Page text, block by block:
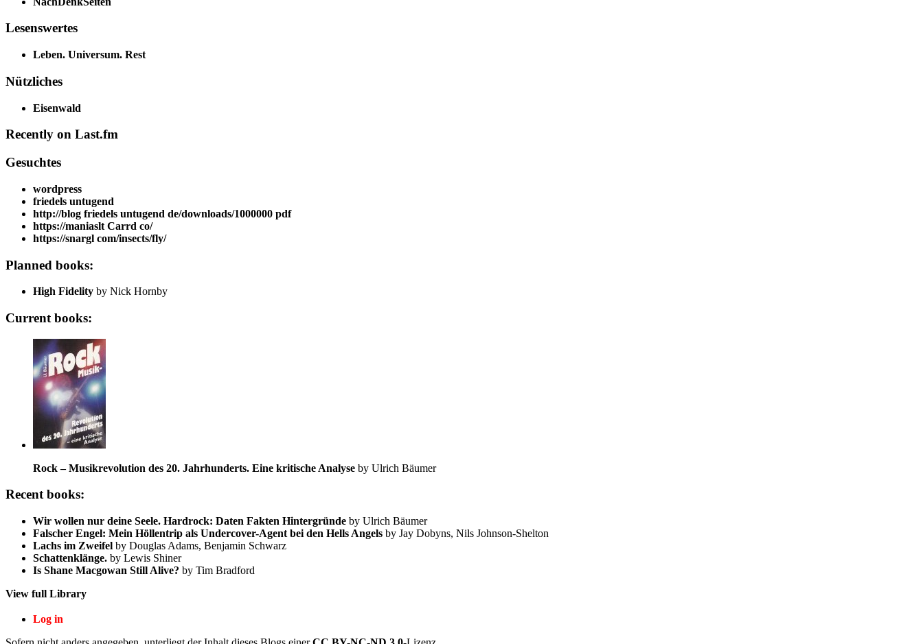
Lesenswertes
Leben. Universum. Rest
Nützliches
Eisenwald
Recently on Last.fm
Gesuchtes
wordpress
friedels untugend
http://blog friedels untugend de/downloads/1000000 pdf
https://maniaslt Carrd co/
https://snargl com/insects/fly/
Planned books:
High Fidelity by Nick Hornby
Current books:
Rock – Musikrevolution des 20. Jahrhunderts. Eine kritische Analyse by Ulrich Bäumer
Recent books:
Wir wollen nur deine Seele. Hardrock: Daten Fakten Hintergründe by Ulrich Bäumer
Falscher Engel: Mein Höllentrip als Undercover-Agent bei den Hells Angels by Jay Dobyns, Nils Johnson-Shelton
Lachs im Zweifel by Douglas Adams, Benjamin Schwarz
Schattenklänge. by Lewis Shiner
Is Shane Macgowan Still Alive? by Tim Bradford
View full Library
Log in